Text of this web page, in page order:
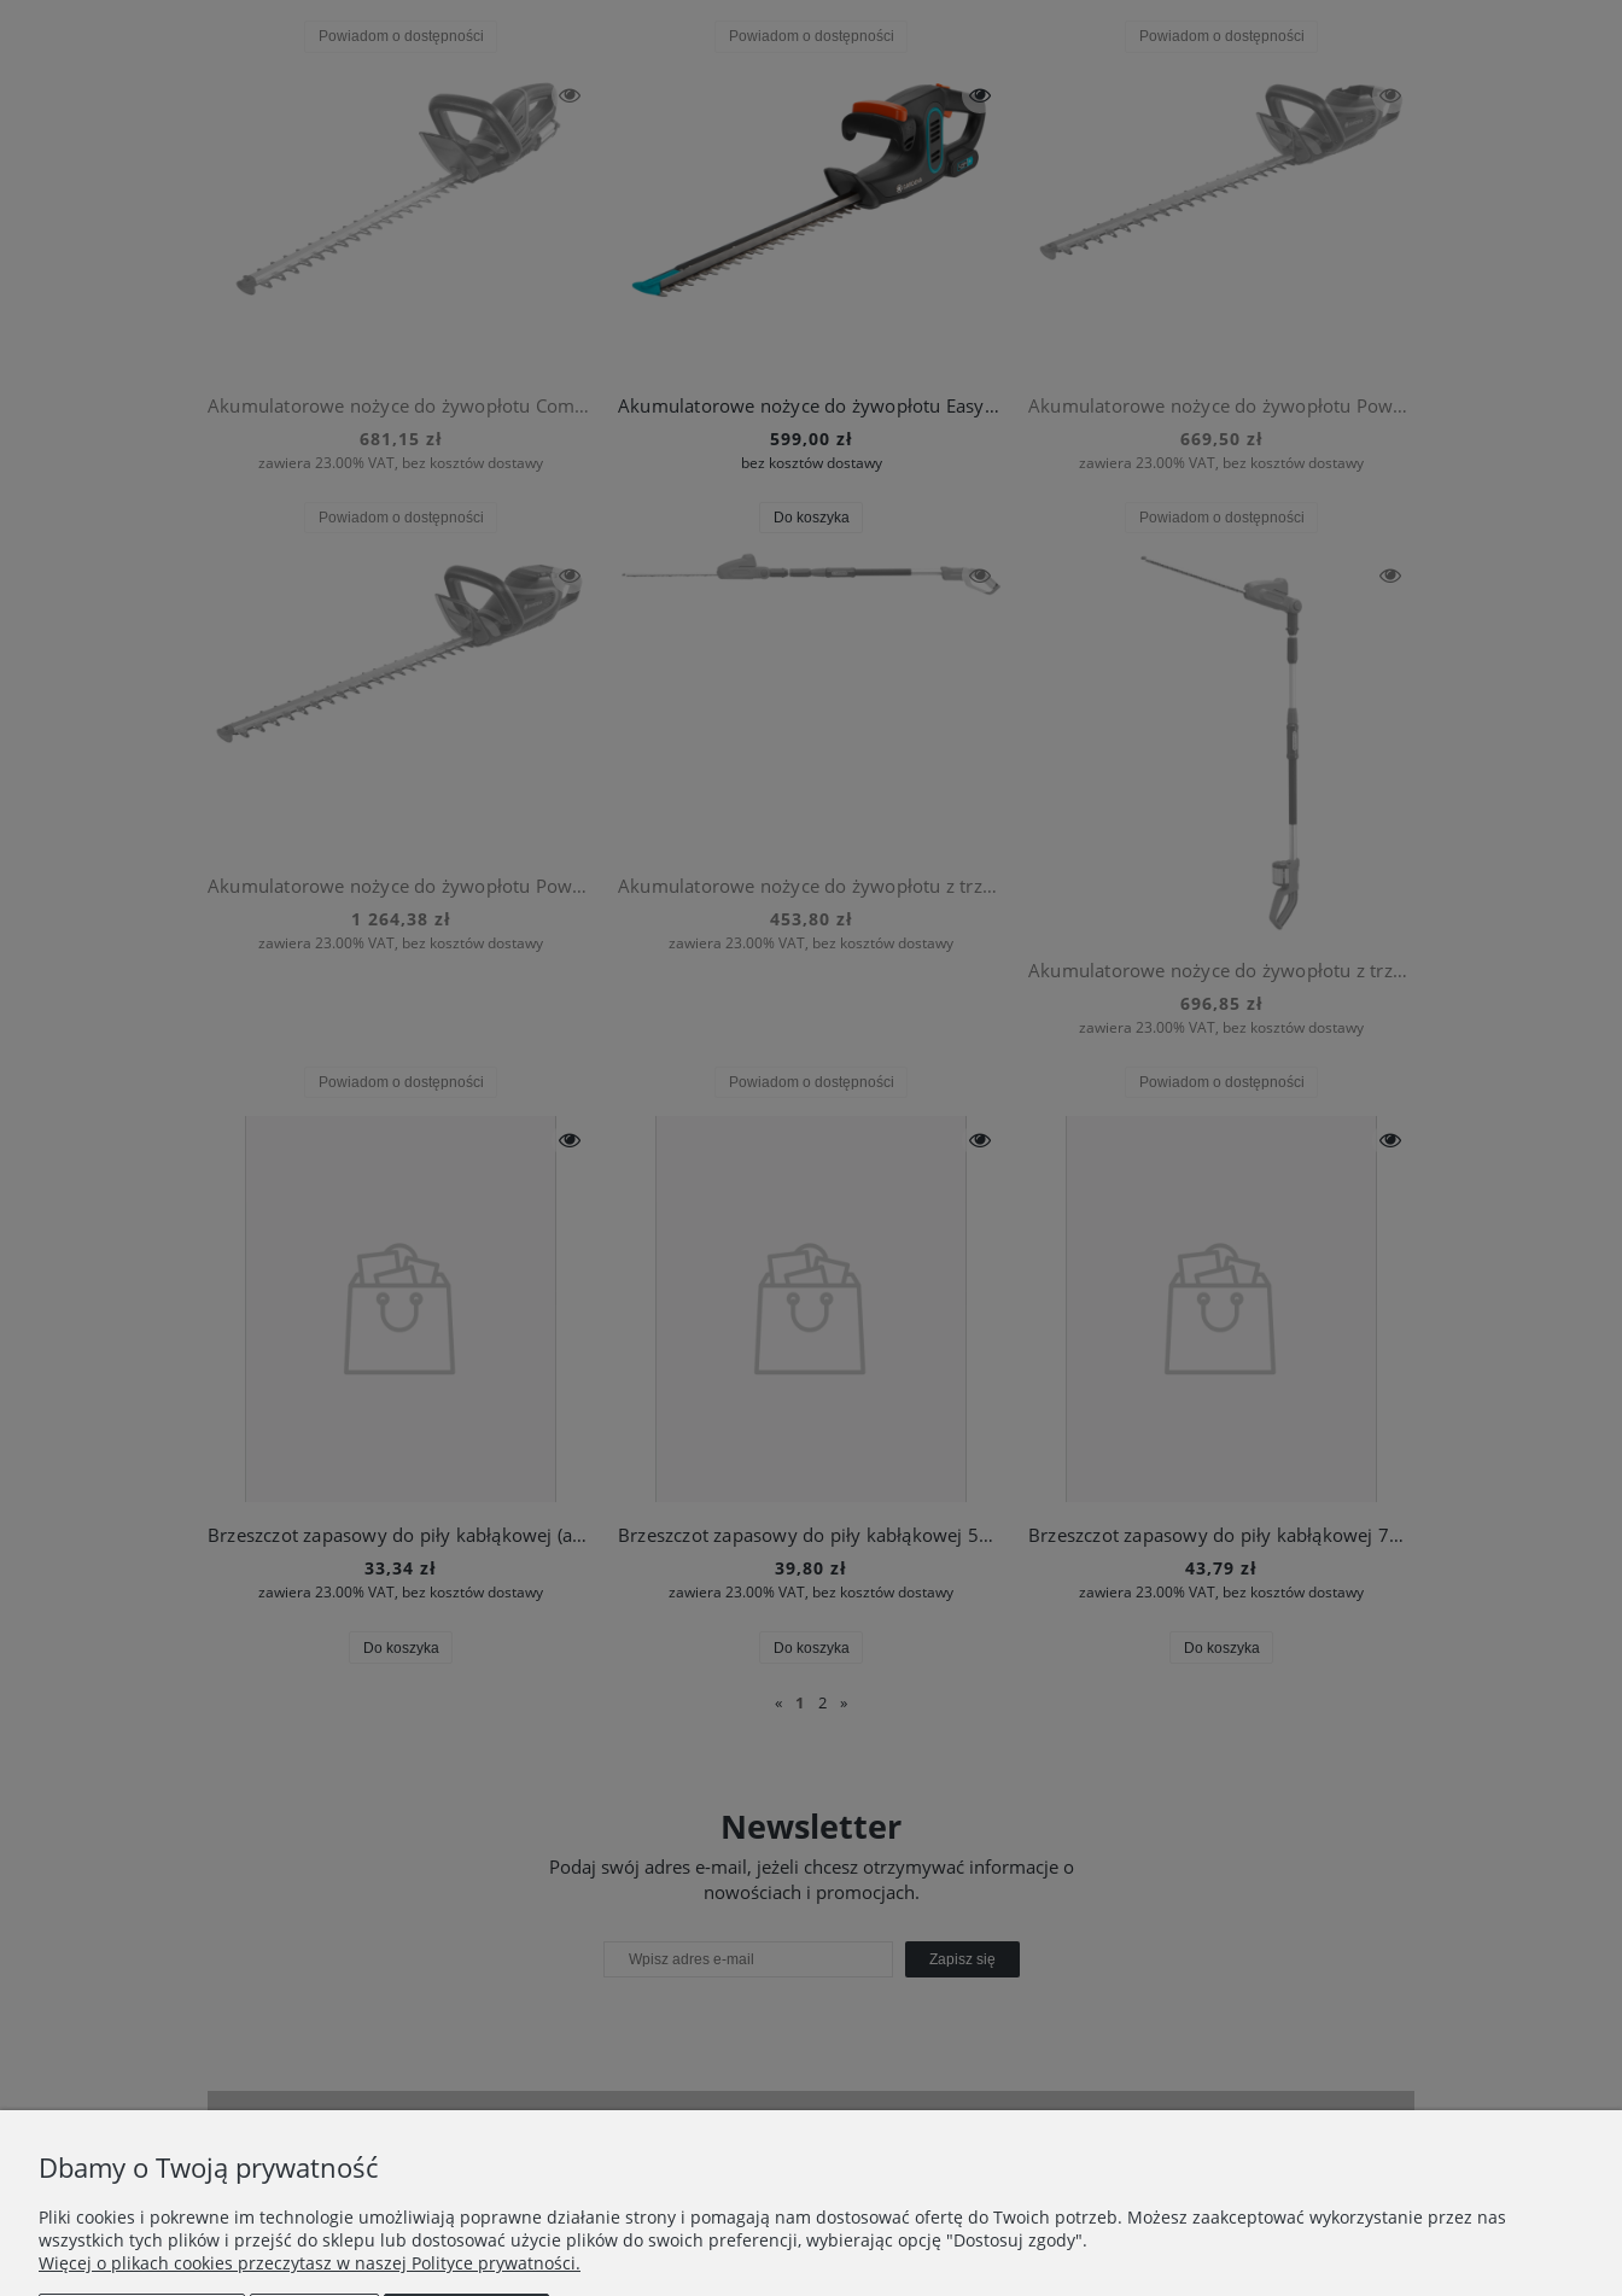
Powiadom o dostępności Powiadom o dostępności Powiadom o dostępności
Akumulatorowe nożyce do żywopłotu ComfortCut Li-18/50 (z akumulatorem)
681,15 zł
zawiera 23.00% VAT, bez kosztów dostawy
Powiadom o dostępności
Akumulatorowe nożyce do żywopłotu EasyCut Li-40 (z akumulatorem)
599,00 zł
bez kosztów dostawy
Do koszyka
Akumulatorowe nożyce do żywopłotu PowerCut Li-40/60 (bez akumulatora)
669,50 zł
zawiera 23.00% VAT, bez kosztów dostawy
Powiadom o dostępności
Akumulatorowe nożyce do żywopłotu PowerCut Li-40/60 (z akumulatorem)
1 264,38 zł
zawiera 23.00% VAT, bez kosztów dostawy
Powiadom o dostępności
Akumulatorowe nożyce do żywopłotu z trzonkiem teleskopowym THS Li-18/42 (bez akumulatora)
453,80 zł
zawiera 23.00% VAT, bez kosztów dostawy
Powiadom o dostępności
Akumulatorowe nożyce do żywopłotu z trzonkiem teleskopowym THS Li-18/42 (z akumulatorem)
696,85 zł
zawiera 23.00% VAT, bez kosztów dostawy
Powiadom o dostępności
Brzeszczot zapasowy do piły kabłąkowej (art. nr 691)
33,34 zł
zawiera 23.00% VAT, bez kosztów dostawy
Do koszyka
Brzeszczot zapasowy do piły kabłąkowej 530 (art. nr 8747)
39,80 zł
zawiera 23.00% VAT, bez kosztów dostawy
Do koszyka
Brzeszczot zapasowy do piły kabłąkowej 760 (art. nr 8748)
43,79 zł
zawiera 23.00% VAT, bez kosztów dostawy
Do koszyka
« 1 2 »
Newsletter
Podaj swój adres e-mail, jeżeli chcesz otrzymywać informacje o
nowościach i promocjach.
Zapisz się
O firmie
Polityka Prywatności
Zwroty i reklamacje
Kontakt
Dbamy o Twoją prywatność
Pliki cookies i pokrewne im technologie umożliwiają poprawne działanie strony i pomagają nam dostosować ofertę do Twoich potrzeb. Możesz zaakceptować wykorzystanie przez nas
wszystkich tych plików i przejść do sklepu lub dostosować użycie plików do swoich preferencji, wybierając opcję "Dostosuj zgody".
Więcej o plikach cookies przeczytasz w naszej Polityce prywatności.